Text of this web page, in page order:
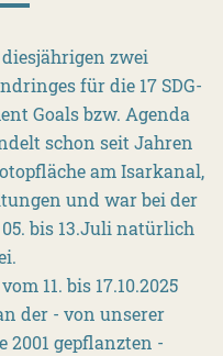
zwei
für die 17 SDG-
Goals bzw. Agenda
schon seit Jahren
am Isarkanal,
und war bei der
bis 13.Juli natürlich
11. bis 17.10.2025
der - von unserer
2001 gepflanzten -